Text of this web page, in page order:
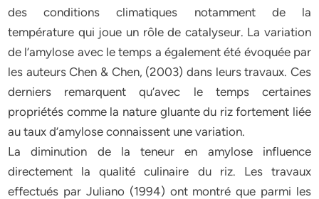
des conditions climatiques notamment de la
température qui joue un rôle de catalyseur. La variation
de l’amylose avec le temps a également été évoquée par
les auteurs Chen & Chen, (2003) dans leurs travaux. Ces
derniers remarquent qu’avec le temps certaines
propriétés comme la nature gluante du riz fortement liée
au taux d’amylose connaissent une variation.
La diminution de la teneur en amylose influence
directement la qualité culinaire du riz. Les travaux
effectués par Juliano (1994) ont montré que parmi les